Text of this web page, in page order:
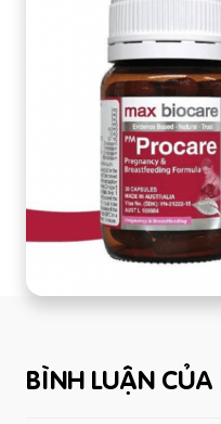
BÌNH LUẬN